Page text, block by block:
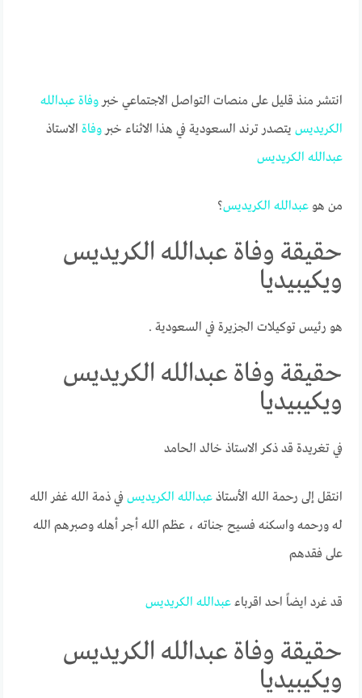
انتشر منذ قليل على منصات التواصل الاجتماعي خبروفاة عبدالله
الكريديس يتصدر ترند السعودية في هذا الاثناء خبروفاة الاستاذ
عبدالله الكريديس
من هوعبدالله الكريديس؟
حقيقة وفاة عبدالله الكريديس
ويكيبيديا
هو رئيس توكيلات الجزيرة في السعودية .
حقيقة وفاة عبدالله الكريديس
ويكيبيديا
في تغريدة قد ذكر الاستاذ خالد الحامد
انتقل إلى رحمة الله الأستاذعبدالله الكريديس في ذمة الله غفر الله
له ورحمه واسكنه فسيح جناته ، عظم الله أجر أهله وصبرهم الله
على فقدهم
قد غرد ايضاً احد اقرباءعبدالله الكريديس
حقيقة وفاة عبدالله الكريديس
ويكيبيديا